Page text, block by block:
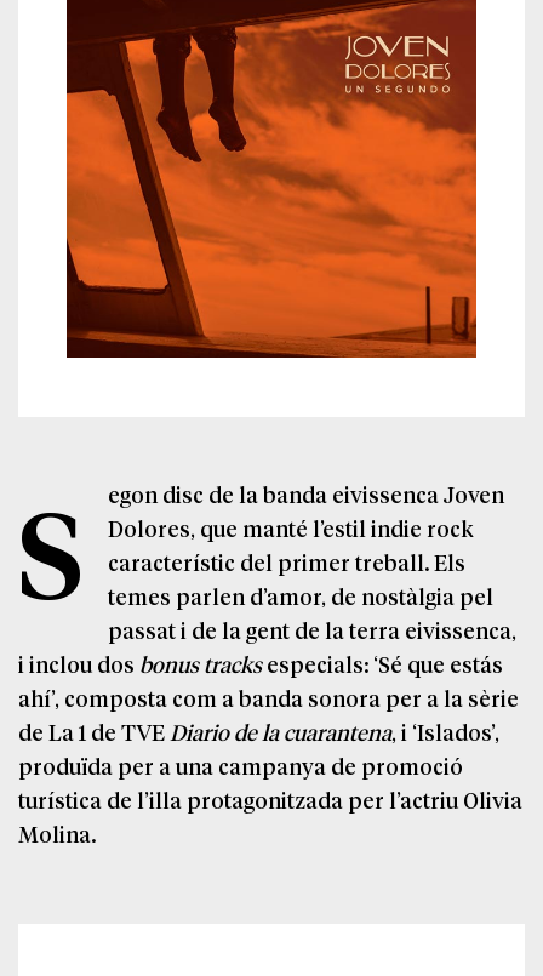
S
egon disc de la banda eivissenca Joven
Dolores, que manté l’estil indie rock
característic del primer treball. Els
temes parlen d’amor, de nostàlgia pel
passat i de la gent de la terra eivissenca,
i inclou dos bonus tracksespecials: ‘Sé que estás
ahí’, composta com a banda sonora per a la sèrie
de La 1 de TVE Diario de la cuarantena, i ‘Islados’,
produïda per a una campanya de promoció
turística de l’illa protagonitzada per l’actriu Olivia
Molina.